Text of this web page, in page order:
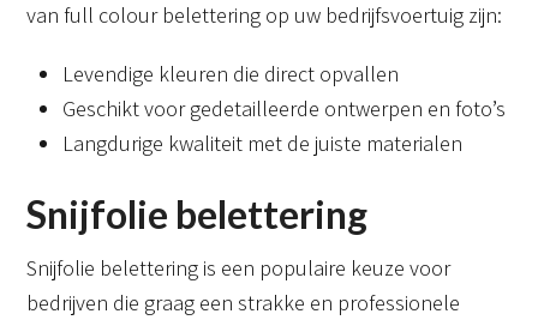
van full colour belettering op uw bedrijfsvoertuig zijn:
Levendige kleuren die direct opvallen
Geschikt voor gedetailleerde ontwerpen en foto’s
Langdurige kwaliteit met de juiste materialen
Snijfolie belettering
Snijfolie belettering is een populaire keuze voor
bedrijven die graag een strakke en professionele